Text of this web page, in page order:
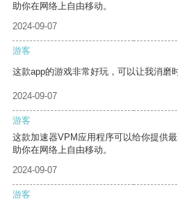
助你在网络上自由移动。
2024-09-07
游客
这款app的游戏非常好玩，可以让我消磨时
2024-09-07
游客
这款加速器VPM应用程序可以给你提供
助你在网络上自由移动。
2024-09-07
游客